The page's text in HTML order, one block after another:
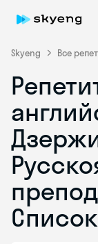
Skyeng Все
online